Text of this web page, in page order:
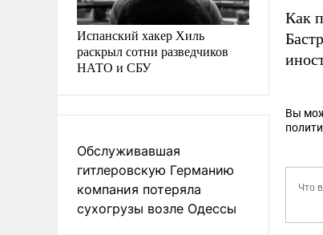
Испанский хакер Хиль
раскрыл сотни разведчиков
НАТО и СБУ
Обслуживавшая
гитлеровскую Германию
компания потеряла
сухогрузы возле Одессы
Как
Вы